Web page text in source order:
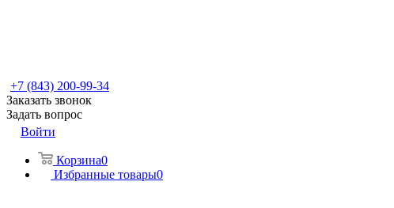
+7 (843) 200-99-34
Заказать звонок
Задать вопрос
Войти
Корзина0
Избранные товары0